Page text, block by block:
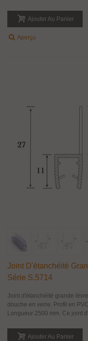
Ajouter Au Panier
Aperçu
Joint D'étanchéité
Série S.5714
Joint d'étanchéité grande
douche en verre. Profil en
Longueur 2500 mm. Ce joint
Ajouter Au Panier